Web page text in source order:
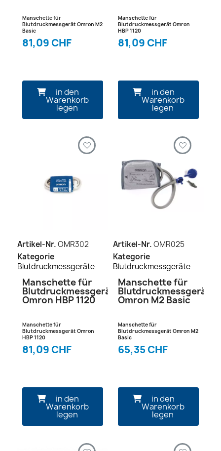
Manschette für
Blutdruckmessgerät Omron M2
Basic
81,09 CHF
in den
Warenkorb
legen
Manschette für
Blutdruckmessgerät Omron
HBP 1120
81,09 CHF
in den
Warenkorb
legen
Artikel-Nr.OMR302
Kategorie
Blutdruckmessgeräte
Manschette für
Blutdruckmessgerät
Omron HBP 1120
Manschette für
Blutdruckmessgerät Omron
HBP 1120
81,09 CHF
in den
Warenkorb
legen
Artikel-Nr.OMR025
Kategorie
Blutdruckmessgeräte
Manschette für
Blutdruckmessgerät
Omron M2 Basic
Manschette für
Blutdruckmessgerät Omron M2
Basic
65,35 CHF
in den
Warenkorb
legen